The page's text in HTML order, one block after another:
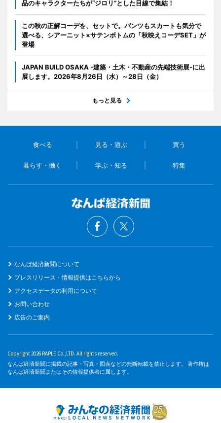
品のキャラクターたちが“ジロリ”とした目線で集結！
この秋の正解コーデを、セットで。パンツもスカートも気分で
選べる、シアーニット×サテンボトムの「秋映えコーデSET」が
登場
JAPAN BUILD OSAKA -建築・土木・不動産の先端技術展-に出
展します。2026年8月26日（水）～28日（金）
もっと見る
食べる 見る・遊ぶ 買う
暮らす・働く 学ぶ・知る 特集
なんば経済新聞について
プレスリリース・情報提供はこちらから
アクセスデータの利用について
お問い合わせ
広告のご案内
Copyright 2026 RAPLE Co.,LTD. All rights reserved.
なんば経済新聞に掲載の記事・写真・図表などの無断転載を禁止します。 著作権は
なんば経済新聞またはその情報提供者に属します。